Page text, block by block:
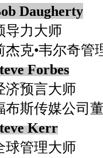
Daugherty
导力大师
杰克•韦尔奇管
Forbes
济预言大师
布斯传媒公司
Kerr
球管理大师